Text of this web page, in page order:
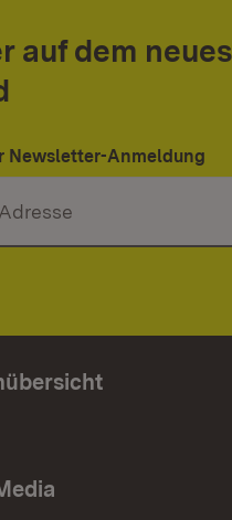
auf dem
Newsletter-Anmeldung